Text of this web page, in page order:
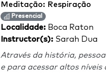
Meditação: Respiração
Presencial
Localidade: Boca Raton
Instructor(s): Sarah Dua
Através da história,
e para acessar altos níveis